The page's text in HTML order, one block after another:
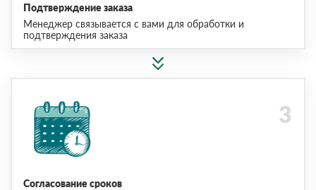
Подтверждение заказа
Менеджер связывается с вами для обработки и
подтверждения заказа
Согласование сроков